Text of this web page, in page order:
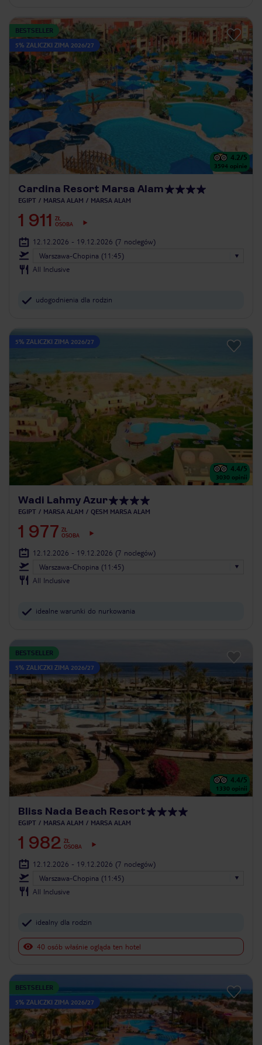
BESTSELLER
5% ZALICZKI ZIMA 2026/27
4.2/5
3594 opinie
Cardina Resort Marsa Alam
EGIPT MARSA ALAM MARSA ALAM
1 911
ZŁ
OSOBA
12.12.2026 - 19.12.2026 (7 noclegów)
Warszawa-Chopina (11:45)
All Inclusive
udogodnienia dla rodzin
5% ZALICZKI ZIMA 2026/27
4.4/5
3030 opinii
Wadi Lahmy Azur
EGIPT MARSA ALAM QESM MARSA ALAM
1 977 ZŁ
OSOBA
12.12.2026 - 19.12.2026 (7 noclegów)
Warszawa-Chopina (11:45)
All Inclusive
idealne warunki do nurkowania
BESTSELLER
5% ZALICZKI ZIMA 2026/27
4.4/5
1330 opinii
Bliss Nada Beach Resort
EGIPT MARSA ALAM MARSA ALAM
1 982 ZŁ
OSOBA
12.12.2026 - 19.12.2026 (7 noclegów)
Warszawa-Chopina (11:45)
All Inclusive
idealny dla rodzin
40 osób właśnie ogląda ten hotel
BESTSELLER
5% ZALICZKI ZIMA 2026/27